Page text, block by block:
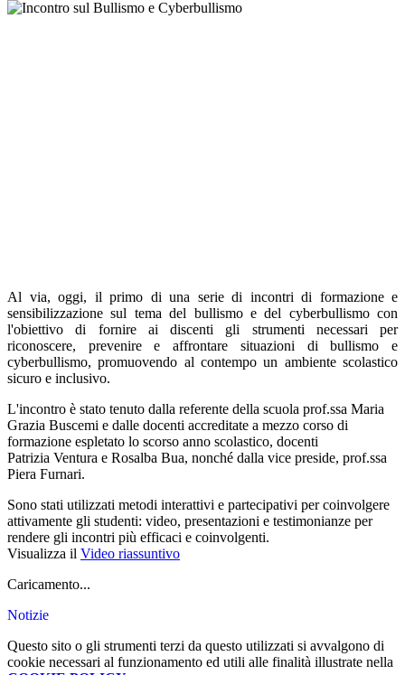
Al via, oggi, il primo di una serie di incontri di formazione e
sensibilizzazione sul tema del bullismo e del cyberbullismo con
l'obiettivo di fornire ai discenti gli strumenti necessari per
riconoscere, prevenire e affrontare situazioni di bullismo e
cyberbullismo, promuovendo al contempo un ambiente scolastico
sicuro e inclusivo.
L'incontro è stato tenuto dalla referente della scuola prof.ssa Maria
Grazia Buscemi e dalle docenti accreditate a mezzo corso di
formazione espletato lo scorso anno scolastico, docenti
Patrizia Ventura e Rosalba Bua, nonché dalla vice preside, prof.ssa
Piera Furnari.
Sono stati utilizzati metodi interattivi e partecipativi per coinvolgere
attivamente gli studenti: video, presentazioni e testimonianze per
rendere gli incontri più efficaci e coinvolgenti.
Visualizza il Video riassuntivo
Caricamento...
Notizie
Questo sito o gli strumenti terzi da questo utilizzati si avvalgono di
cookie necessari al funzionamento ed utili alle finalità illustrate nella